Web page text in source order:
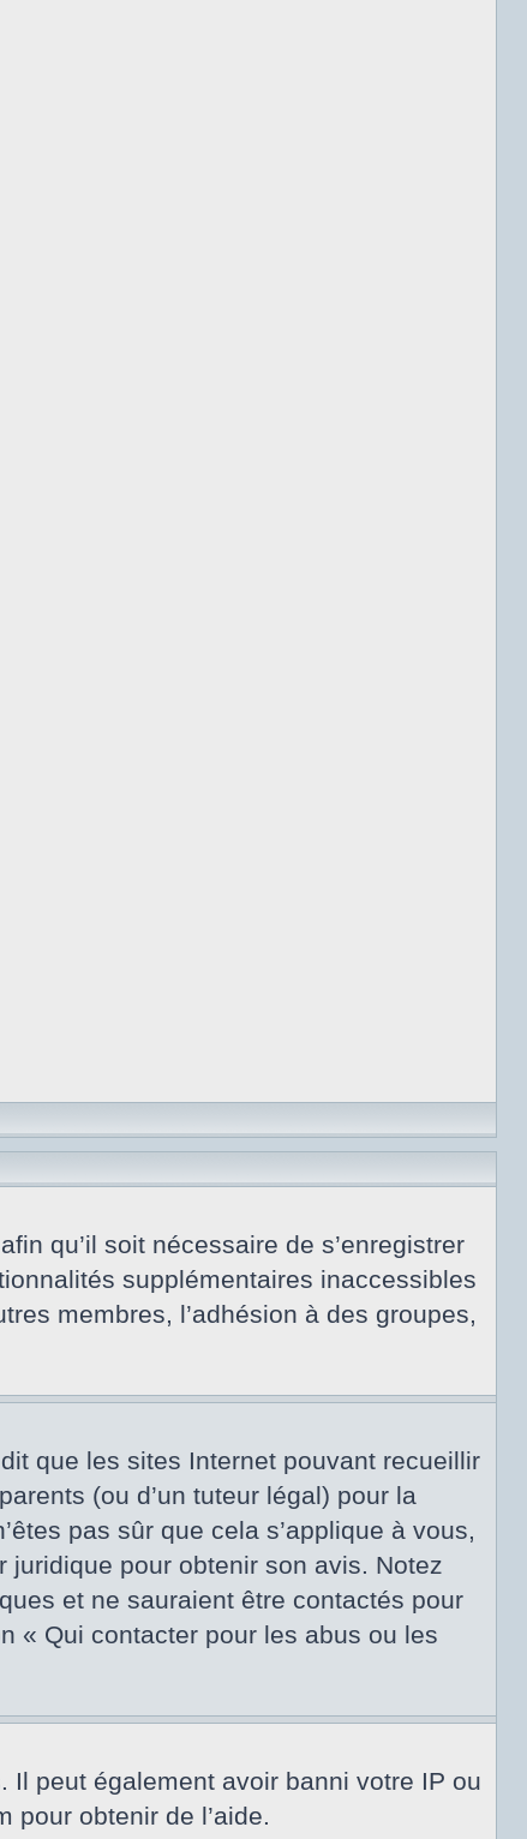
qu’il soit nécessaire de s’enregistrer
supplémentaires inaccessibles
membres, l’adhésion à des groupes,
que les sites Internet pouvant recueillir
(ou d’un tuteur légal) pour la
pas sûr que cela s’applique à vous,
juridique pour obtenir son avis. Notez
et ne sauraient être contactés pour
« Qui contacter pour les abus ou les
Il peut également avoir banni votre IP ou
pour obtenir de l’aide.